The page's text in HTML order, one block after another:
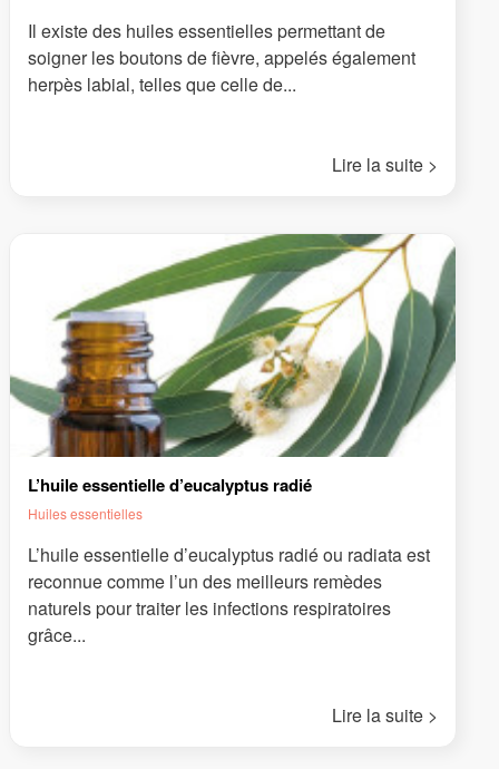
Il existe des huiles essentielles permettant de
soigner les boutons de fièvre, appelés également
herpès labial, telles que celle de...
Lire la suite >
L’huile essentielle d’eucalyptus radié
Huiles essentielles
L’huile essentielle d’eucalyptus radié ou radiata est
reconnue comme l’un des meilleurs remèdes
naturels pour traiter les infections respiratoires
grâce...
Lire la suite >